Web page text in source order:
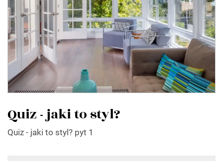
Quiz - jaki to styl?
Quiz - jaki to styl? pyt 1